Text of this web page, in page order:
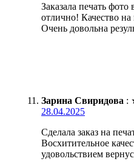
Заказала печать
отлично! Качество на
Очень довольна
Зарина Свиридова :
28.04.2025
Сделала заказ на
Восхитительное
удовольствием